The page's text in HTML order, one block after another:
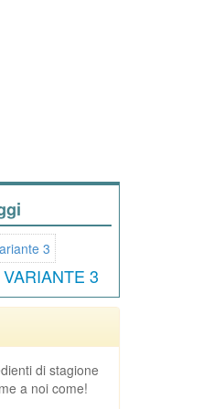
3
di stagione
a noi come!